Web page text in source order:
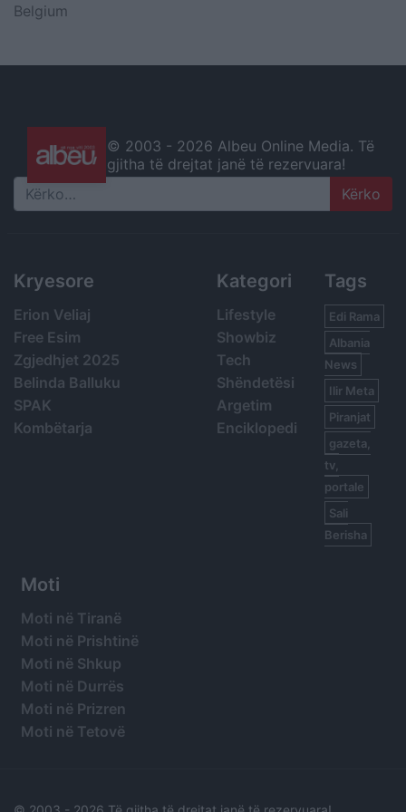
Belgium
© 2003 - 2026 Albeu Online Media. Të
gjitha të drejtat janë të rezervuara!
Search
Kryesore
Erion Veliaj
Free Esim
Zgjedhjet 2025
Belinda Balluku
SPAK
Kombëtarja
Kategori
Lifestyle
Showbiz
Tech
Shëndetësi
Argetim
Enciklopedi
Tags
Edi Rama
Albania
News
Ilir Meta
Piranjat
gazeta,
tv,
portale
Sali
Berisha
Moti
Moti në Tiranë
Moti në Prishtinë
Moti në Shkup
Moti në Durrës
Moti në Prizren
Moti në Tetovë